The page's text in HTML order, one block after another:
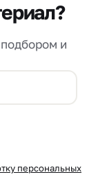
и
персональных